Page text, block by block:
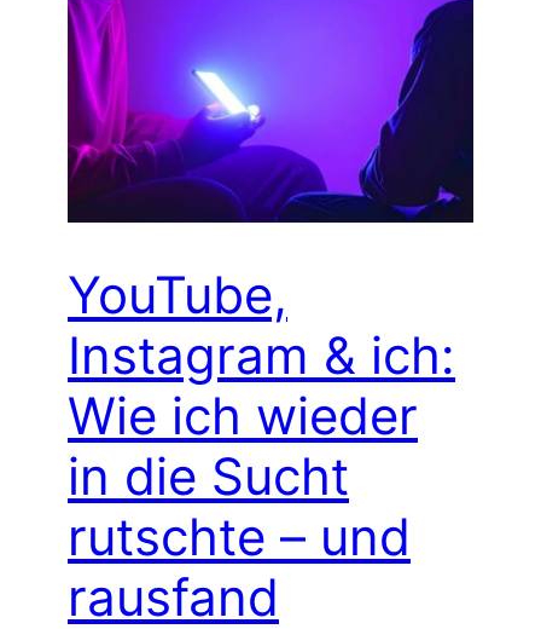
YouTube,
Instagram & ich:
Wie ich wieder
in die Sucht
rutschte – und
rausfand